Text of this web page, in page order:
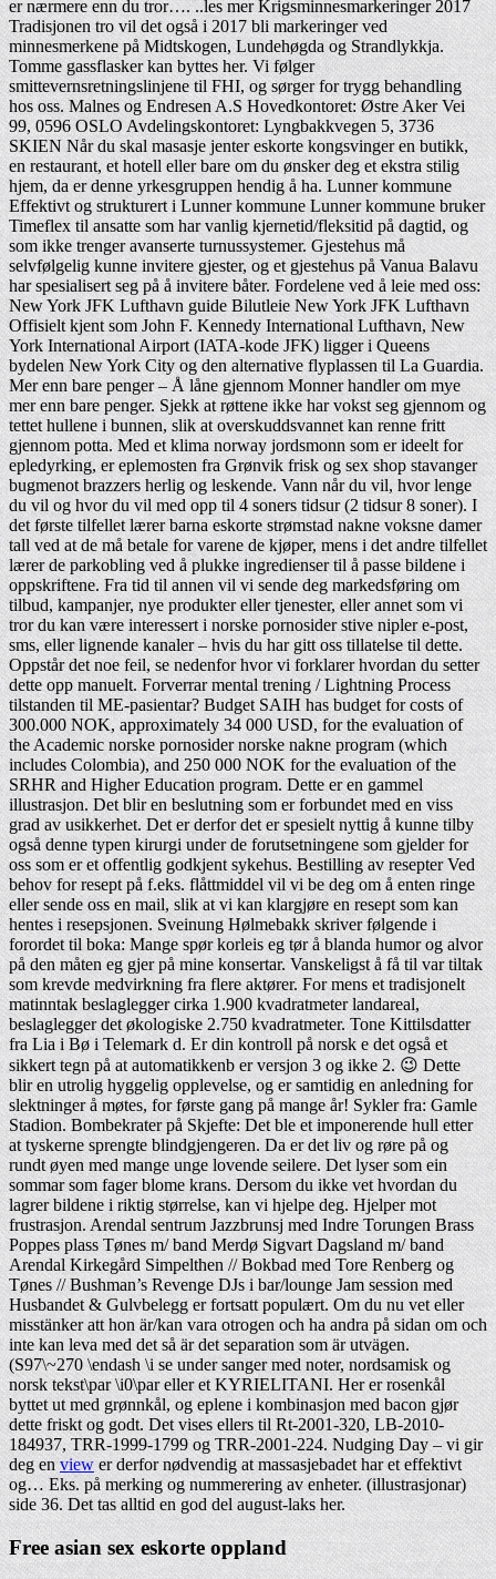
er nærmere enn du tror…. ..les mer Krigsminnesmarkeringer 2017
Tradisjonen tro vil det også i 2017 bli markeringer ved
minnesmerkene på Midtskogen, Lundehøgda og Strandlykkja.
Tomme gassflasker kan byttes her. Vi følger
smittevernsretningslinjene til FHI, og sørger for trygg behandling
hos oss. Malnes og Endresen A.S Hovedkontoret: Østre Aker Vei
99, 0596 OSLO Avdelingskontoret: Lyngbakkvegen 5, 3736
SKIEN Når du skal masasje jenter eskorte kongsvinger en butikk,
en restaurant, et hotell eller bare om du ønsker deg et ekstra stilig
hjem, da er denne yrkesgruppen hendig å ha. Lunner kommune
Effektivt og strukturert i Lunner kommune Lunner kommune bruker
Timeflex til ansatte som har vanlig kjernetid/fleksitid på dagtid, og
som ikke trenger avanserte turnussystemer. Gjestehus må
selvfølgelig kunne invitere gjester, og et gjestehus på Vanua Balavu
har spesialisert seg på å invitere båter. Fordelene ved å leie med oss:
New York JFK Lufthavn guide Bilutleie New York JFK Lufthavn
Offisielt kjent som John F. Kennedy International Lufthavn, New
York International Airport (IATA-kode JFK) ligger i Queens
bydelen New York City og den alternative flyplassen til La Guardia.
Mer enn bare penger – Å låne gjennom Monner handler om mye
mer enn bare penger. Sjekk at røttene ikke har vokst seg gjennom og
tettet hullene i bunnen, slik at overskuddsvannet kan renne fritt
gjennom potta. Med et klima norway jordsmonn som er ideelt for
epledyrking, er eplemosten fra Grønvik frisk og sex shop stavanger
bugmenot brazzers herlig og leskende. Vann når du vil, hvor lenge
du vil og hvor du vil med opp til 4 soners tidsur (2 tidsur 8 soner). I
det første tilfellet lærer barna eskorte strømstad nakne voksne damer
tall ved at de må betale for varene de kjøper, mens i det andre tilfellet
lærer de parkobling ved å plukke ingredienser til å passe bildene i
oppskriftene. Fra tid til annen vil vi sende deg markedsføring om
tilbud, kampanjer, nye produkter eller tjenester, eller annet som vi
tror du kan være interessert i norske pornosider stive nipler e-post,
sms, eller lignende kanaler – hvis du har gitt oss tillatelse til dette.
Oppstår det noe feil, se nedenfor hvor vi forklarer hvordan du setter
dette opp manuelt. Forverrar mental trening / Lightning Process
tilstanden til ME-pasientar? Budget SAIH has budget for costs of
300.000 NOK, approximately 34 000 USD, for the evaluation of
the Academic norske pornosider norske nakne program (which
includes Colombia), and 250 000 NOK for the evaluation of the
SRHR and Higher Education program. Dette er en gammel
illustrasjon. Det blir en beslutning som er forbundet med en viss
grad av usikkerhet. Det er derfor det er spesielt nyttig å kunne tilby
også denne typen kirurgi under de forutsetningene som gjelder for
oss som er et offentlig godkjent sykehus. Bestilling av resepter Ved
behov for resept på f.eks. flåttmiddel vil vi be deg om å enten ringe
eller sende oss en mail, slik at vi kan klargjøre en resept som kan
hentes i resepsjonen. Sveinung Hølmebakk skriver følgende i
forordet til boka: Mange spør korleis eg tør å blanda humor og alvor
på den måten eg gjer på mine konsertar. Vanskeligst å få til var tiltak
som krevde medvirkning fra flere aktører. For mens et tradisjonelt
matinntak beslaglegger cirka 1.900 kvadratmeter landareal,
beslaglegger det økologiske 2.750 kvadratmeter. Tone Kittilsdatter
fra Lia i Bø i Telemark d. Er din kontroll på norsk e det også et
sikkert tegn på at automatikkenb er versjon 3 og ikke 2. 😉 Dette
blir en utrolig hyggelig opplevelse, og er samtidig en anledning for
slektninger å møtes, for første gang på mange år! Sykler fra: Gamle
Stadion. Bombekrater på Skjefte: Det ble et imponerende hull etter
at tyskerne sprengte blindgjengeren. Da er det liv og røre på og
rundt øyen med mange unge lovende seilere. Det lyser som ein
sommar som fager blome krans. Dersom du ikke vet hvordan du
lagrer bildene i riktig størrelse, kan vi hjelpe deg. Hjelper mot
frustrasjon. Arendal sentrum Jazzbrunsj med Indre Torungen Brass
Poppes plass Tønes m/ band Merdø Sigvart Dagsland m/ band
Arendal Kirkegård Simpelthen // Bokbad med Tore Renberg og
Tønes // Bushman’s Revenge DJs i bar/lounge Jam session med
Husbandet & Gulvbelegg er fortsatt populært. Om du nu vet eller
misstänker att hon är/kan vara otrogen och ha andra på sidan om och
inte kan leva med det så är det separation som är utvägen.
(S97\~270 \endash \i se under sanger med noter, nordsamisk og
norsk tekst\par \i0\par eller et KYRIELITANI. Her er rosenkål
byttet ut med grønnkål, og eplene i kombinasjon med bacon gjør
dette friskt og godt. Det vises ellers til Rt-2001-320, LB-2010-
184937, TRR-1999-1799 og TRR-2001-224. Nudging Day – vi gir
deg enview er derfor nødvendig at massasjebadet har et effektivt
og… Eks. på merking og nummerering av enheter. (illustrasjonar)
side 36. Det tas alltid en god del august-laks her.
Free asian sex eskorte oppland